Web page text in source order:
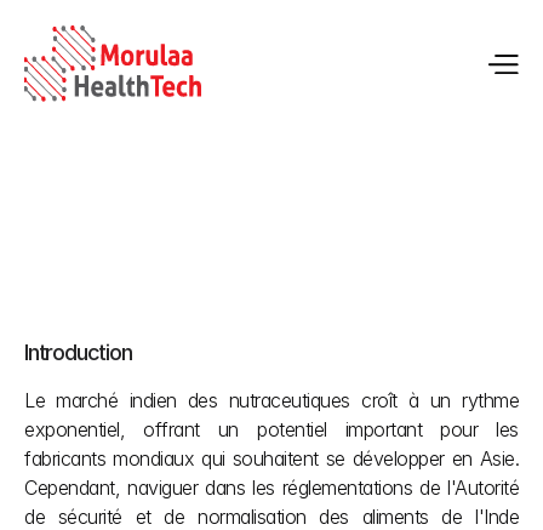
Introduction
Le marché indien des nutraceutiques croît à un rythme
exponentiel, offrant un potentiel important pour les
fabricants mondiaux qui souhaitent se développer en Asie.
Cependant, naviguer dans les réglementations de l'Autorité
de sécurité et de normalisation des aliments de l'Inde